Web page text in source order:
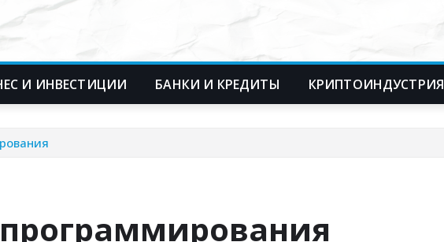
И ИНВЕСТИЦИИ БАНКИ И КРЕДИТЫ КРИПТОИНДУСТРИЯ